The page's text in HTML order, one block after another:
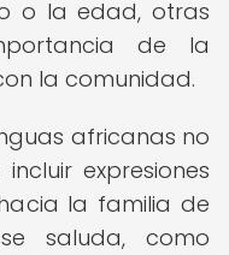
o la edad, otras
de la
la comunidad.
africanas no
expresiones
la familia de
saluda, como